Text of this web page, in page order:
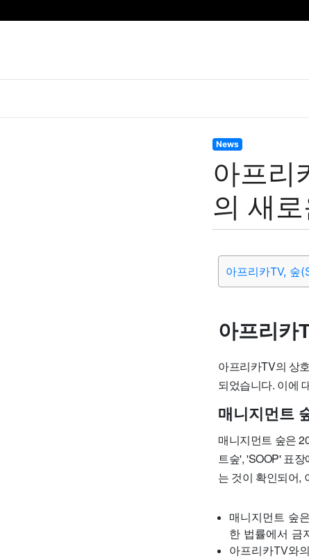
News
아프리
의 새
아프리카TV, 숲
아프리카
아프리카TV의 상
되었습니다. 이에
매니지먼트
매니지먼트 숲은
트숲', 'SOOP' 표
는 것이 확인되어,
매니지먼트 숲
한 법률에서 금
아프리카TV와